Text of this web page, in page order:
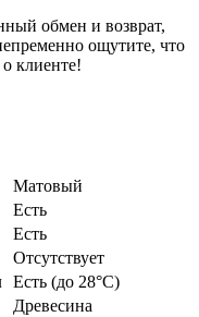
обмен и возврат,
ощутите, что
клиенте!
Матовый
Есть
Есть
Отсутствует
Есть (до 28°С)
Древесина